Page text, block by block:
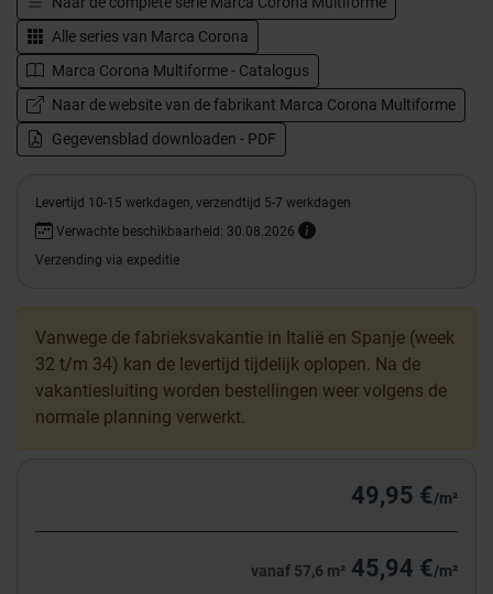
Alle series van Marca Corona
Marca Corona Multiforme - Catalogus
Naar de website van de fabrikant Marca Corona Multiforme
Gegevensblad downloaden - PDF
Levertijd 10-15 werkdagen, verzendtijd 5-7 werkdagen
Verwachte beschikbaarheid: 30.08.2026
Verzending via expeditie
Vanwege de fabrieksvakantie in Italië en Spanje (week
32 t/m 34) kan de levertijd tijdelijk oplopen. Na de
vakantiesluiting worden bestellingen weer volgens de
normale planning verwerkt.
49,95 €/m²
vanaf 57,6 m² 45,94 €/m²